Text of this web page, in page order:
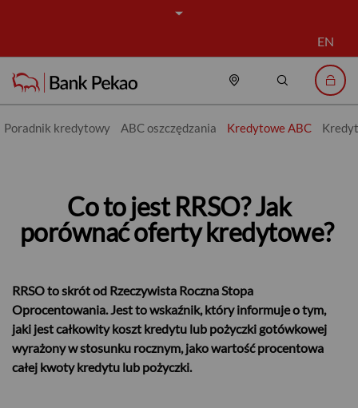
EN
Poradnik kredytowy ABC oszczędzania Kredytowe ABC
Placówki i
Szukaj
Co to jest RRSO? Jak
porównać oferty kredytowe?
RRSO to skrót od Rzeczywista Roczna Stopa
Oprocentowania. Jest to wskaźnik, który informuje o tym,
jaki jest całkowity koszt kredytu lub pożyczki gotówkowej
wyrażony w stosunku rocznym, jako wartość procentowa
całej kwoty kredytu lub pożyczki.